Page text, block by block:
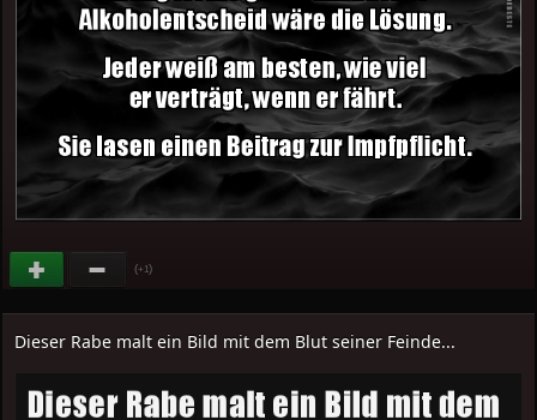
(+1)
Dieser Rabe malt ein Bild mit dem Blut seiner Feinde...